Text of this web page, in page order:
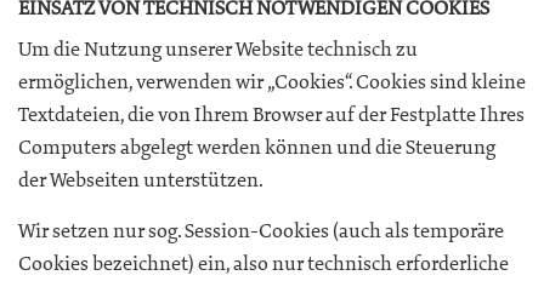
EINSATZ VON TECHNISCH NOTWENDIGEN COOKIES
Um die Nutzung unserer Website technisch zu
ermöglichen, verwenden wir „Cookies“. Cookies sind kleine
Textdateien, die von Ihrem Browser auf der Festplatte Ihres
Computers abgelegt werden können und die Steuerung
der Webseiten unterstützen.
Wir setzen nur sog. Session-Cookies (auch als temporäre
Cookies bezeichnet) ein, also nur technisch erforderliche